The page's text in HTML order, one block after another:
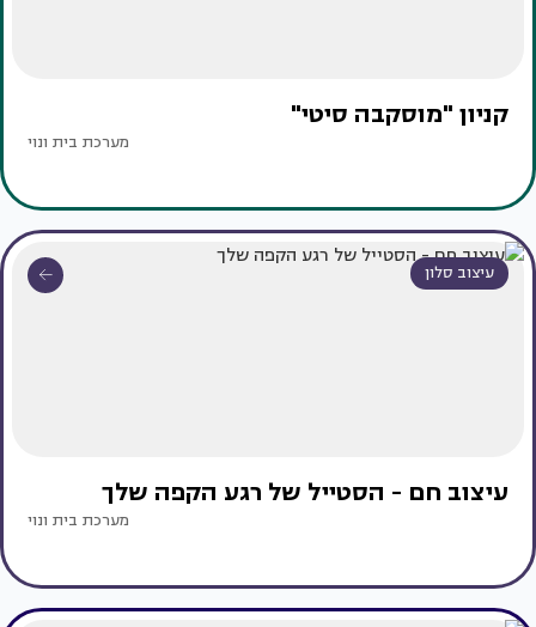
קניון "מוסקבה סיטי"
מערכת בית ונוי
עיצוב סלון
עיצוב חם - הסטייל של רגע הקפה שלך
מערכת בית ונוי